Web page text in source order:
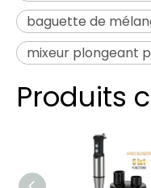
baguette de
mixeur plongeant
Produits